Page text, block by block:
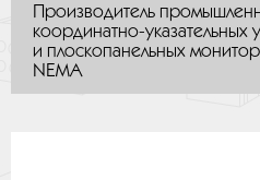
Производитель
координатно-указательных
и плоскопанельных
NEMA